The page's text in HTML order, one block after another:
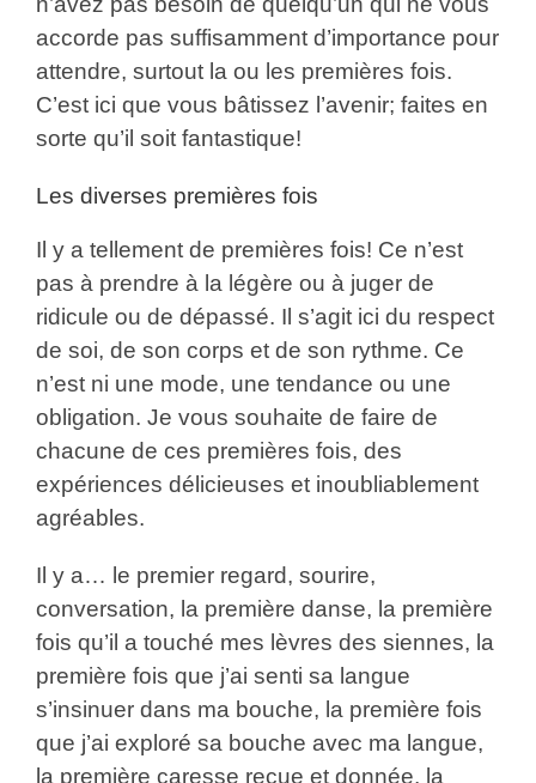
accorde pas suffisamment d’importance pour
attendre, surtout la ou les premières fois.
C’est ici que vous bâtissez l’avenir; faites en
sorte qu’il soit fantastique!
Les diverses premières fois
Il y a tellement de premières fois! Ce n’est
pas à prendre à la légère ou à juger de
ridicule ou de dépassé. Il s’agit ici du respect
de soi, de son corps et de son rythme. Ce
n’est ni une mode, une tendance ou une
obligation. Je vous souhaite de faire de
chacune de ces premières fois, des
expériences délicieuses et inoubliablement
agréables.
Il y a… le premier regard, sourire,
conversation, la première danse, la première
fois qu’il a touché mes lèvres des siennes, la
première fois que j’ai senti sa langue
s’insinuer dans ma bouche, la première fois
que j’ai exploré sa bouche avec ma langue,
la première caresse reçue et donnée, la